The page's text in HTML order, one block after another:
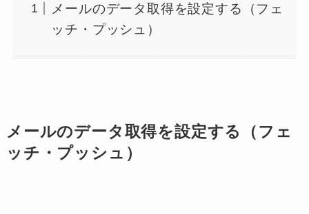
メールのデータ取得を設定する（フェ
ッチ・プッシュ）
メールのデータ取得を設定する（フェ
ッチ・プッシュ）